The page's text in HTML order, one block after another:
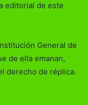
editorial de este
General de
de ella emanan,
derecho de réplica.